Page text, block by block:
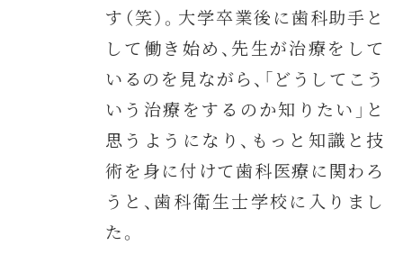
す（笑）。大学卒業後に歯科助手と
して働き始め、先生が治療をして
いるのを見ながら、「どうしてこう
いう治療をするのか知りたい」と
思うようになり、もっと知識と技
術を身に付けて歯科医療に関わろ
うと、歯科衛生士学校に入りまし
た。